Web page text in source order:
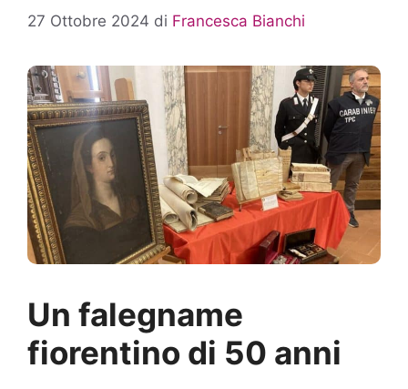
27 Ottobre 2024 di Francesca Bianchi
Un falegname
fiorentino di 50 anni